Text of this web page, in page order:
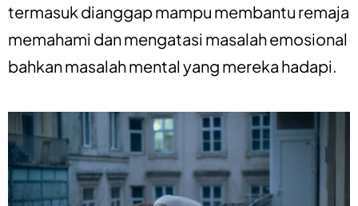
termasuk dianggap mampu membantu remaja
memahami dan mengatasi masalah emosional
bahkan masalah mental yang mereka hadapi.